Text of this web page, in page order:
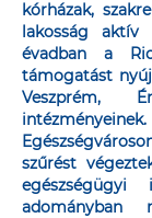
kórházak,
lakosság aktív
évadban a
támogatást
Veszprém,
szűrést
adományban